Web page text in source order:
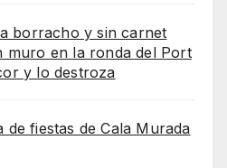
borracho y sin carnet
muro en la ronda del Port
y lo destroza
de fiestas de Cala Murada